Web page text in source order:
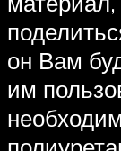
он Вам
им